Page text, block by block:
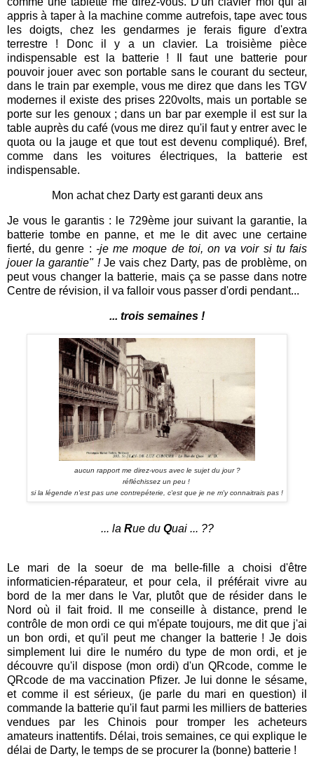
appris à taper à la machine comme autrefois, tape avec tous
les doigts, chez les gendarmes je ferais figure d'extra
terrestre ! Donc il y a un clavier. La troisième pièce
indispensable est la batterie ! Il faut une batterie pour
pouvoir jouer avec son portable sans le courant du secteur,
dans le train par exemple, vous me direz que dans les TGV
modernes il existe des prises 220volts, mais un portable se
porte sur les genoux ; dans un bar par exemple il est sur la
table auprès du café (vous me direz qu'il faut y entrer avec le
quota ou la jauge et que tout est devenu compliqué). Bref,
comme dans les voitures électriques, la batterie est
indispensable.
Mon achat chez Darty est garanti deux ans
Je vous le garantis : le 729ème jour suivant la garantie, la
batterie tombe en panne, et me le dit avec une certaine
fierté, du genre : -je me moque de toi, on va voir si tu fais
jouer la garantie" ! Je vais chez Darty, pas de problème, on
peut vous changer la batterie, mais ça se passe dans notre
Centre de révision, il va falloir vous passer d'ordi pendant...
... trois semaines !
aucun rapport me direz-vous avec le sujet du jour ?
réfléchissez un peu !
si la légende n'est pas une contrepéterie, c'est que je ne m'y connaitrais pas !
... la Rue du Quai ... ??
Le mari de la soeur de ma belle-fille a choisi d'être
informaticien-réparateur, et pour cela, il préférait vivre au
bord de la mer dans le Var, plutôt que de résider dans le
Nord où il fait froid. Il me conseille à distance, prend le
contrôle de mon ordi ce qui m'épate toujours, me dit que j'ai
un bon ordi, et qu'il peut me changer la batterie ! Je dois
simplement lui dire le numéro du type de mon ordi, et je
découvre qu'il dispose (mon ordi) d'un QRcode, comme le
QRcode de ma vaccination Pfizer. Je lui donne le sésame,
et comme il est sérieux, (je parle du mari en question) il
commande la batterie qu'il faut parmi les milliers de batteries
vendues par les Chinois pour tromper les acheteurs
amateurs inattentifs. Délai, trois semaines, ce qui explique le
délai de Darty, le temps de se procurer la (bonne) batterie !